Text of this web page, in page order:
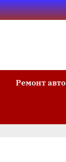
Ремонт авто